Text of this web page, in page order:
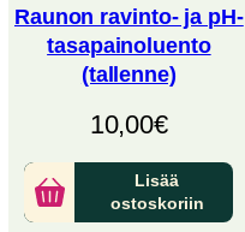
Raunon ravinto- ja pH-
tasapainoluento
(tallenne)
10,00€
Lisää
ostoskoriin